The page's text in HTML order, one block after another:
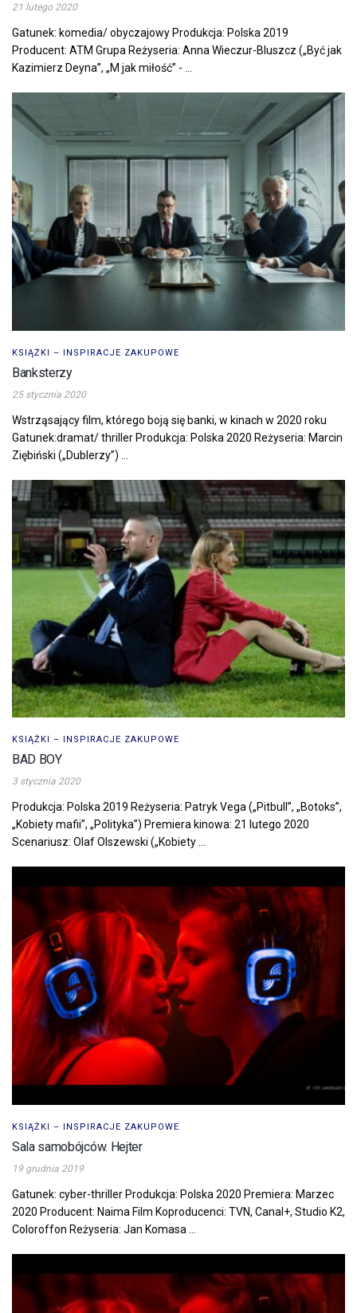
21 lutego 2020
Gatunek: komedia/ obyczajowy Produkcja: Polska 2019
Producent: ATM Grupa Reżyseria: Anna Wieczur-Bluszcz („Być jak
Kazimierz Deyna”, „M jak miłość” - ...
KSIĄŻKI – INSPIRACJE ZAKUPOWE
Banksterzy
25 stycznia 2020
Wstrząsający film, którego boją się banki, w kinach w 2020 roku
Gatunek:dramat/ thriller Produkcja: Polska 2020 Reżyseria: Marcin
Ziębiński („Dublerzy”) ...
KSIĄŻKI – INSPIRACJE ZAKUPOWE
BAD BOY
3 stycznia 2020
Produkcja: Polska 2019 Reżyseria: Patryk Vega („Pitbull”, „Botoks”,
„Kobiety mafii”, „Polityka”) Premiera kinowa: 21 lutego 2020
Scenariusz: Olaf Olszewski („Kobiety ...
KSIĄŻKI – INSPIRACJE ZAKUPOWE
Sala samobójców. Hejter
19 grudnia 2019
Gatunek: cyber-thriller Produkcja: Polska 2020 Premiera: Marzec
2020 Producent: Naima Film Koproducenci: TVN, Canal+, Studio K2,
Coloroffon Reżyseria: Jan Komasa ...